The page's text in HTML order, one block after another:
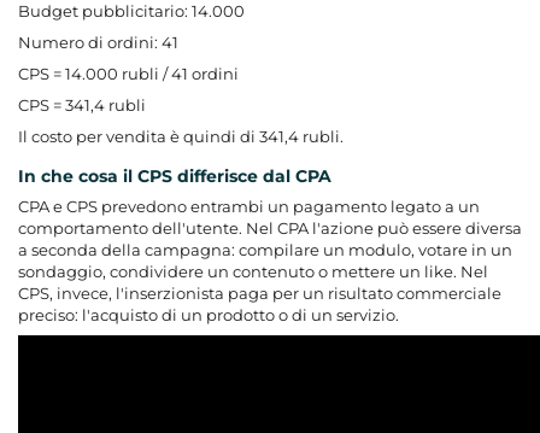
Budget pubblicitario: 14.000
Numero di ordini: 41
CPS = 14.000 rubli / 41 ordini
CPS = 341,4 rubli
Il costo per vendita è quindi di 341,4 rubli.
In che cosa il CPS differisce dal CPA
CPA e CPS prevedono entrambi un pagamento legato a un
comportamento dell'utente. Nel CPA l'azione può essere diversa
a seconda della campagna: compilare un modulo, votare in un
sondaggio, condividere un contenuto o mettere un like. Nel
CPS, invece, l'inserzionista paga per un risultato commerciale
preciso: l'acquisto di un prodotto o di un servizio.